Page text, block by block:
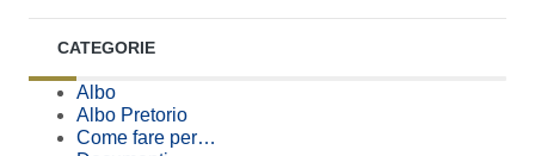
CATEGORIE
Albo
Albo Pretorio
Come fare per…